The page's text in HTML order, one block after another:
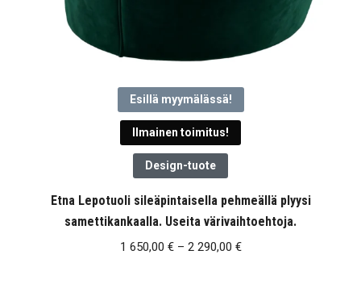
Esillä myymälässä!
Ilmainen toimitus!
Design-tuote
Etna Lepotuoli sileäpintaisella pehmeällä plyysi
samettikankaalla. Useita värivaihtoehtoja.
1 650,00 € – 2 290,00 €Hintaluokka: